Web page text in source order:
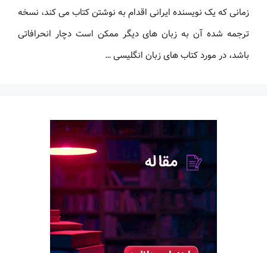
زمانی که یک نویسنده ایرانی اقدام به نوشتن کتاب می کند، نسخه
ترجمه شده آن به زبان های دیگر ممکن است دچار انحرافاتی
باشد، در مورد کتاب های زبان انگلیسی …